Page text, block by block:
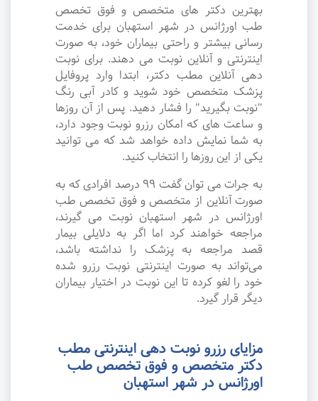
بهترین دکتر های متخصص و فوق تخصص
طب اورژانس در شهر استهبان برای خدمت
رسانی بیشتر و راحتی بیماران خود، به صورت
اینترنتی و آنلاین نوبت می دهند. برای نوبت
دهی آنلاین مطب دکتر، ابتدا وارد پروفایل
پزشک متخصص خود شوید و کادر آبی رنگ
"نوبت بگیرید" را فشار دهید. پس از آن روزها
و ساعت های که امکان رزرو نوبت وجود دارد،
به شما نمایش داده خواهد شد که می توانید
یکی از این روزها را انتخاب کنید.
به جرات می‌ توان گفت ۹۹ درصد افرادی که به
صورت آنلاین از متخصص و فوق تخصص طب
اورژانس در شهر استهبان نوبت می گیرند،
مراجعه خواهند کرد اما اگر به دلایلی بیمار
قصد مراجعه به پزشک را نداشته باشد،
می‌تواند به صورت اینترنتی نوبت رزرو شده
خود را لغو کرده تا این نوبت در اختیار بیماران
دیگر قرار گیرد.
مزایای رزرو نوبت دهی اینترنتی مطب
دکتر متخصص و فوق تخصص طب
اورژانس در شهر استهبان